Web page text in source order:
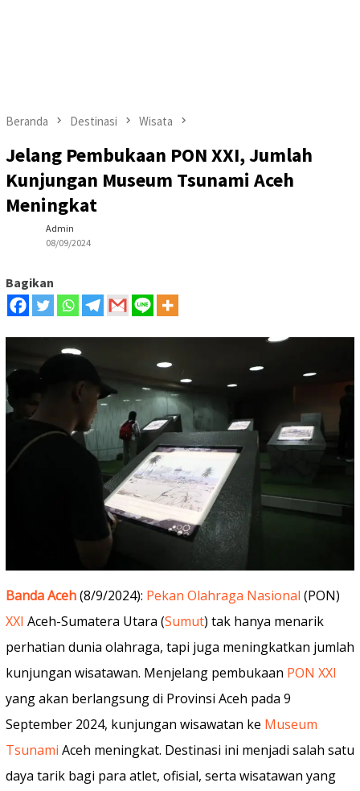
Beranda Destinasi Wisata
Jelang Pembukaan PON XXI, Jumlah
Kunjungan Museum Tsunami Aceh
Meningkat
Admin
08/09/2024
Bagikan
Banda Aceh(8/9/2024): Pekan Olahraga Nasional (PON)
XXI Aceh-Sumatera Utara (Sumut) tak hanya menarik
perhatian dunia olahraga, tapi juga meningkatkan jumlah
kunjungan wisatawan. Menjelang pembukaan PON XXI
yang akan berlangsung di Provinsi Aceh pada 9
September 2024, kunjungan wisawatan ke Museum
Tsunami Aceh meningkat. Destinasi ini menjadi salah satu
daya tarik bagi para atlet, ofisial, serta wisatawan yang